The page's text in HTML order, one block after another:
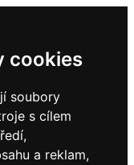
cookies
soubory
s cílem
a reklam,